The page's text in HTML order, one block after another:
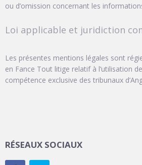
ou d’omission concernant les
Loi applicable et juridiction
Les présentes mentions légales sont
en Fance Tout litige relatif à l’utilisation
compétence exclusive des tribunaux
RÉSEAUX SOCIAUX